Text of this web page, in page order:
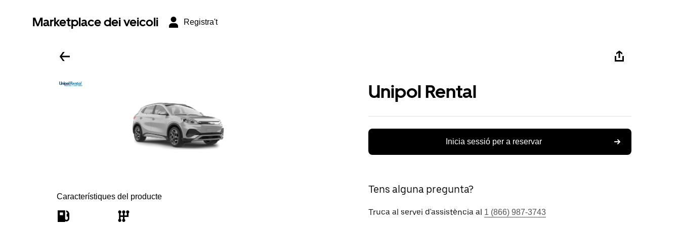
Marketplace dei veicoli Registra't
Característiques del producte
Unipol Rental
Inicia sessió per a reservar
Tens alguna pregunta?
Truca al servei d'assistència al 1 (866) 987-3743